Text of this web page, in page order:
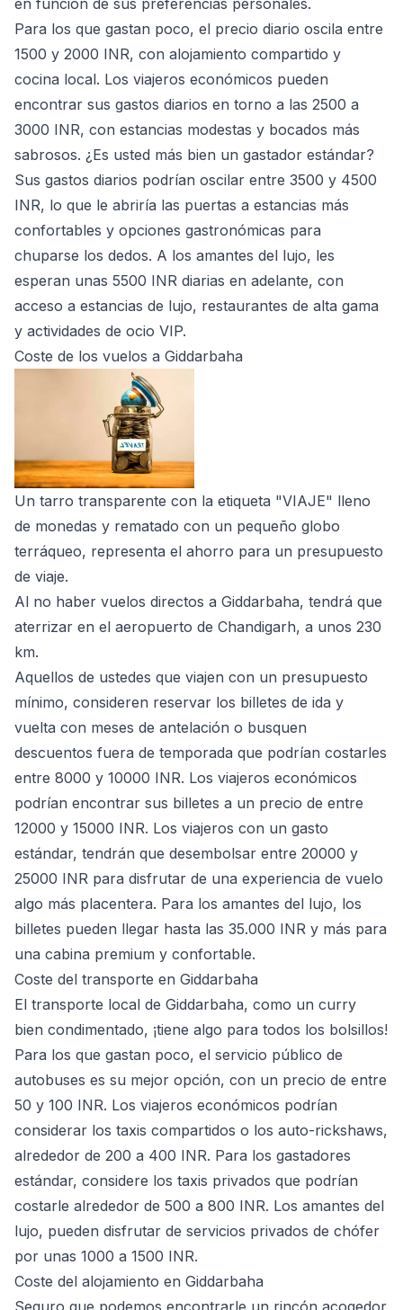
en función de sus preferencias personales.
Para los que gastan poco, el precio diario oscila entre
1500 y 2000 INR, con alojamiento compartido y
cocina local. Los viajeros económicos pueden
encontrar sus gastos diarios en torno a las 2500 a
3000 INR, con estancias modestas y bocados más
sabrosos. ¿Es usted más bien un gastador estándar?
Sus gastos diarios podrían oscilar entre 3500 y 4500
INR, lo que le abriría las puertas a estancias más
confortables y opciones gastronómicas para
chuparse los dedos. A los amantes del lujo, les
esperan unas 5500 INR diarias en adelante, con
acceso a estancias de lujo, restaurantes de alta gama
y actividades de ocio VIP.
Coste de los vuelos a Giddarbaha
Un tarro transparente con la etiqueta "VIAJE" lleno
de monedas y rematado con un pequeño globo
terráqueo, representa el ahorro para un presupuesto
de viaje.
Al no haber vuelos directos a Giddarbaha, tendrá que
aterrizar en el aeropuerto de Chandigarh, a unos 230
km.
Aquellos de ustedes que viajen con un presupuesto
mínimo, consideren reservar los billetes de ida y
vuelta con meses de antelación o busquen
descuentos fuera de temporada que podrían costarles
entre 8000 y 10000 INR. Los viajeros económicos
podrían encontrar sus billetes a un precio de entre
12000 y 15000 INR. Los viajeros con un gasto
estándar, tendrán que desembolsar entre 20000 y
25000 INR para disfrutar de una experiencia de vuelo
algo más placentera. Para los amantes del lujo, los
billetes pueden llegar hasta las 35.000 INR y más para
una cabina premium y confortable.
Coste del transporte en Giddarbaha
El transporte local de Giddarbaha, como un curry
bien condimentado, ¡tiene algo para todos los bolsillos!
Para los que gastan poco, el servicio público de
autobuses es su mejor opción, con un precio de entre
50 y 100 INR. Los viajeros económicos podrían
considerar los taxis compartidos o los auto-rickshaws,
alrededor de 200 a 400 INR. Para los gastadores
estándar, considere los taxis privados que podrían
costarle alrededor de 500 a 800 INR. Los amantes del
lujo, pueden disfrutar de servicios privados de chófer
por unas 1000 a 1500 INR.
Coste del alojamiento en Giddarbaha
Seguro que podemos encontrarle un rincón acogedor